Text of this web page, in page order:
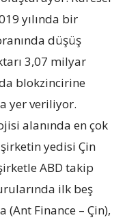
yılında bir
düşüş
3,07 milyar
blokzincirine
yer veriliyor.
alanında en çok
yedisi Çin
ABD takip
ilk beş
Finance – Çin),